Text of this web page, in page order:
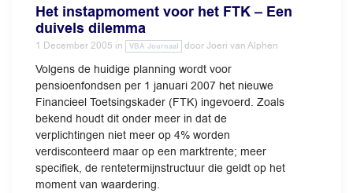
Het instapmoment voor het FTK – Een
duivels dilemma
1 December 2005 in VBA Journaal doorJoeri van Alphen
Volgens de huidige planning wordt voor
pensioenfondsen per 1 januari 2007 het nieuwe
Financieel Toetsingskader (FTK) ingevoerd. Zoals
bekend houdt dit onder meer in dat de
verplichtingen niet meer op 4% worden
verdisconteerd maar op een marktrente; meer
specifiek, de rentetermijnstructuur die geldt op het
moment van waardering.